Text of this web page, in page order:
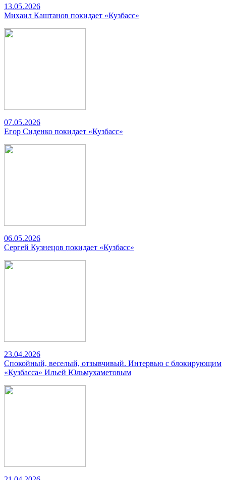
13.05.2026
Михаил Каштанов покидает «Кузбасс»
07.05.2026
Егор Сиденко покидает «Кузбасс»
06.05.2026
Сергей Кузнецов покидает «Кузбасс»
23.04.2026
Спокойный, веселый, отзывчивый. Интервью с блокирующим
«Кузбасса» Ильей Юльмухаметовым